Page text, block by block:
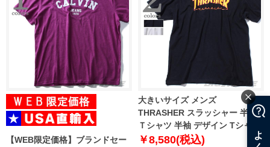
【WEB限定価格】ブランドセー
大きいサイズ メンズ
THRASHER スラッシャー 半袖
Ｔシャツ 半袖 デザイン Tシャツ
USA 直輸入 311019
￥8,580(税込)